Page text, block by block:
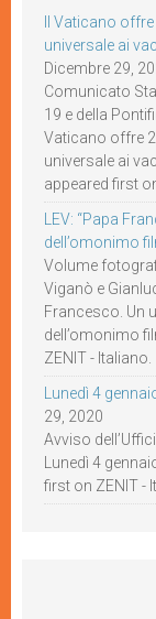
Il Vaticano
universale ai
Dicembre 29,
Comunicato
19 e della
Vaticano offre
universale ai
appeared first
LEV: “Papa
dell’omonimo
Volume
Viganò e
Francesco. Un
dell’omonimo
ZENIT - Italiano.
Lunedì 4
29, 2020
Avviso
Lunedì 4
first on ZENIT -